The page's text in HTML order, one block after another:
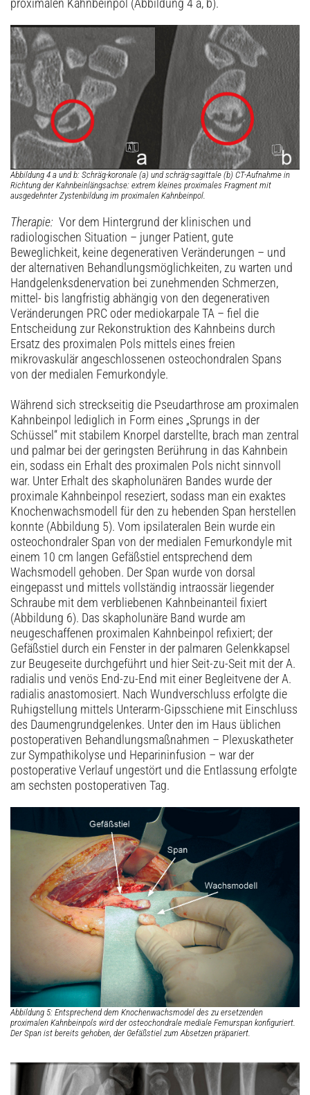
proximalen Kahnbeinpol (Abbildung 4 a, b).
Abbildung 4 a und b: Schräg-koronale (a) und schräg-sagittale (b) CT-Aufnahme in
Richtung der Kahnbeinlängsachse: extrem kleines proximales Fragment mit
ausgedehnter Zystenbildung im proximalen Kahnbeinpol.
Therapie: Vor dem Hintergrund der klinischen und
radiologischen Situation – junger Patient, gute
Beweglichkeit, keine degenerativen Veränderungen – und
der alternativen Behandlungsmöglichkeiten, zu warten und
Handgelenksdenervation bei zunehmenden Schmerzen,
mittel- bis langfristig abhängig von den degenerativen
Veränderungen PRC oder mediokarpale TA – fiel die
Entscheidung zur Rekonstruktion des Kahnbeins durch
Ersatz des proximalen Pols mittels eines freien
mikrovaskulär angeschlossenen osteochondralen Spans
von der medialen Femurkondyle.
Während sich streckseitig die Pseudarthrose am proximalen
Kahnbeinpol lediglich in Form eines „Sprungs in der
Schüssel“ mit stabilem Knorpel darstellte, brach man zentral
und palmar bei der geringsten Berührung in das Kahnbein
ein, sodass ein Erhalt des proximalen Pols nicht sinnvoll
war. Unter Erhalt des skapholunären Bandes wurde der
proximale Kahnbeinpol reseziert, sodass man ein exaktes
Knochenwachsmodell für den zu hebenden Span herstellen
konnte (Abbildung 5). Vom ipsilateralen Bein wurde ein
osteochondraler Span von der medialen Femurkondyle mit
einem 10 cm langen Gefäßstiel entsprechend dem
Wachsmodell gehoben. Der Span wurde von dorsal
eingepasst und mittels vollständig intraossär liegender
Schraube mit dem verbliebenen Kahnbeinanteil fixiert
(Abbildung 6). Das skapholunäre Band wurde am
neugeschaffenen proximalen Kahnbeinpol refixiert; der
Gefäßstiel durch ein Fenster in der palmaren Gelenkkapsel
zur Beugeseite durchgeführt und hier Seit-zu-Seit mit der A.
radialis und venös End-zu-End mit einer Begleitvene der A.
radialis anastomosiert. Nach Wundverschluss erfolgte die
Ruhigstellung mittels Unterarm-Gipsschiene mit Einschluss
des Daumengrundgelenkes. Unter den im Haus üblichen
postoperativen Behandlungsmaßnahmen – Plexuskatheter
zur Sympathikolyse und Heparininfusion – war der
postoperative Verlauf ungestört und die Entlassung erfolgte
am sechsten postoperativen Tag.
Abbildung 5: Entsprechend dem Knochenwachsmodel des zu ersetzenden
proximalen Kahnbeinpols wird der osteochondrale mediale Femurspan konfiguriert.
Der Span ist bereits gehoben, der Gefäßstiel zum Absetzen präpariert.